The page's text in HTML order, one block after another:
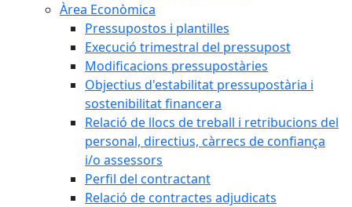
Àrea Econòmica
Pressupostos i plantilles
Execució trimestral del pressupost
Modificacions pressupostàries
Objectius d'estabilitat pressupostària i
sostenibilitat financera
Relació de llocs de treball i retribucions del
personal, directius, càrrecs de confiança
i/o assessors
Perfil del contractant
Relació de contractes adjudicats